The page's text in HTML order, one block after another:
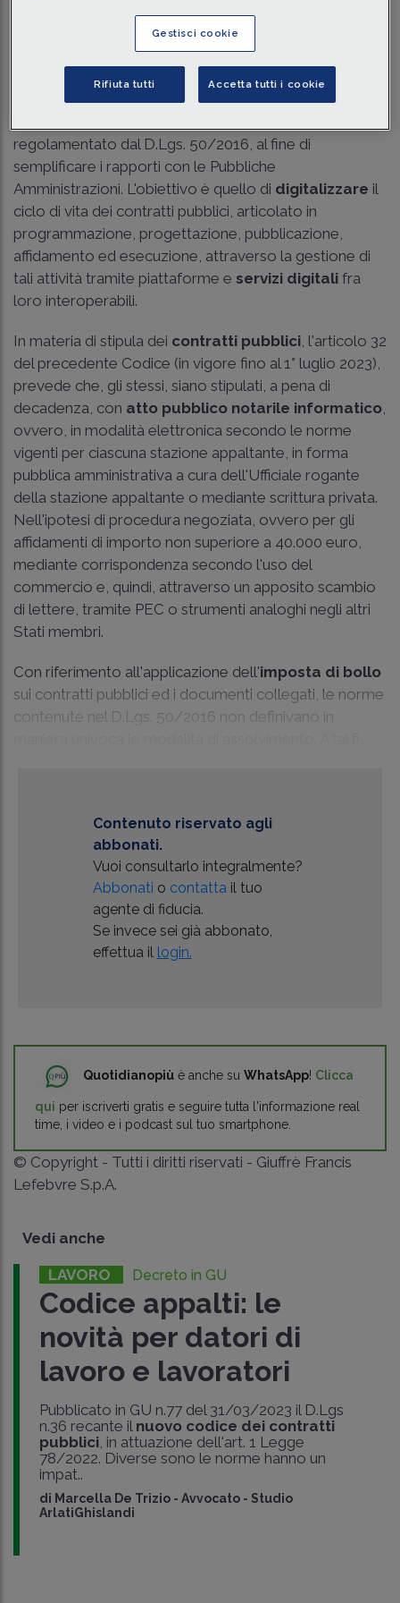
Ascolta la news
8 min.
Il nuovo Codice dei Contratti Pubblici, introdotto dal
regolamentato dal D.Lgs. 50/2016, al fine di
semplificare i rapporti con le Pubbliche
Amministrazioni. L'obiettivo è quello di digitalizzare il
ciclo di vita dei contratti pubblici, articolato in
programmazione, progettazione, pubblicazione,
affidamento ed esecuzione, attraverso la gestione di
tali attività tramite piattaforme e servizi digitali fra
loro interoperabili.
In materia di stipula dei contratti pubblici , l'articolo 32
del precedente Codice (in vigore fino al 1° luglio 2023),
prevede che, gli stessi, siano stipulati, a pena di
decadenza, con atto pubblico notarile informatico
ovvero, in modalità elettronica secondo le norme
vigenti per ciascuna stazione appaltante, in forma
pubblica amministrativa a cura dell'Ufficiale rogante
della stazione appaltante o mediante scrittura privata.
Nell'ipotesi di procedura negoziata, ovvero per gli
affidamenti di importo non superiore a 40.000 euro,
mediante corrispondenza secondo l'uso del
commercio e, quindi, attraverso un apposito scambio
di lettere, tramite PEC o strumenti analoghi negli altri
Stati membri.
Con riferimento all'applicazione dell'imposta di bollo
sui contratti pubblici ed i documenti collegati, le norme
contenute nel D.Lgs. 50/2016 non definivano in
Contenuto riservato agli
abbonati.
Vuoi consultarlo integralmente?
Abbonati o contatta il tuo
agente di fiducia.
Se invece sei già abbonato,
effettua il login.
Quotidianopiù è anche su WhatsApp! Clicca
qui per iscriverti gratis e seguire tutta l'informazione real
time, i video e i podcast sul tuo smartphone.
© Copyright - Tutti i diritti riservati - Giuffrè Francis
Lefebvre S.p.A.
Vedi anche
LAVORO Decreto in GU
Codice appalti: le
novità per datori di
lavoro e lavoratori
Pubblicato in GU n.77 del 31/03/2023 il D.Lgs
n.36 recante il nuovo codice dei contratti
pubblici, in attuazione dell'art. 1 Legge
78/2022. Diverse sono le norme hanno un
impat..
di Marcella De Trizio - Avvocato - Studio
ArlatiGhislandi
Gestisci cookie
Rifiuta tutti Accetta tutti i cookie